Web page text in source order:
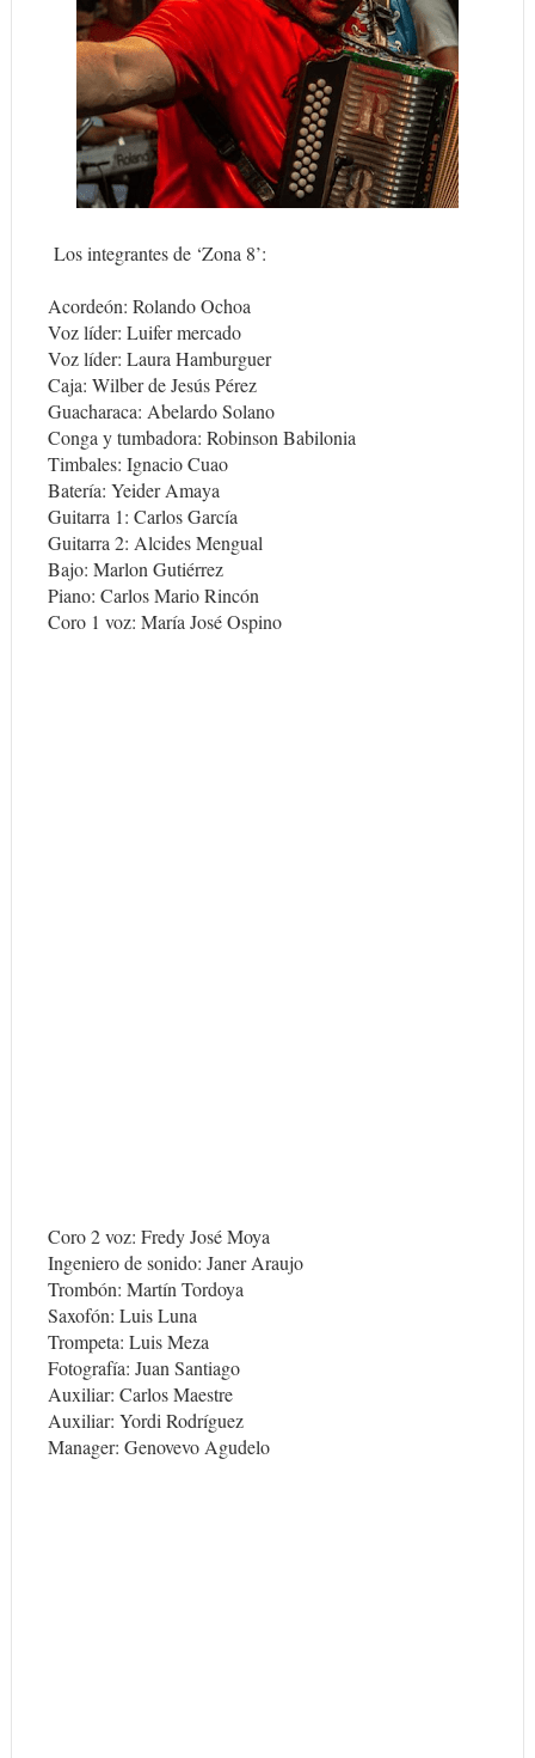
Los integrantes de ‘Zona 8’:
Acordeón: Rolando Ochoa
Voz líder: Luifer mercado
Voz líder: Laura Hamburguer
Caja: Wilber de Jesús Pérez
Guacharaca: Abelardo Solano
Conga y tumbadora: Robinson Babilonia
Timbales: Ignacio Cuao
Batería: Yeider Amaya
Guitarra 1: Carlos García
Guitarra 2: Alcides Mengual
Bajo: Marlon Gutiérrez
Piano: Carlos Mario Rincón
Coro 1 voz: María José Ospino
Coro 2 voz: Fredy José Moya
Ingeniero de sonido: Janer Araujo
Trombón: Martín Tordoya
Saxofón: Luis Luna
Trompeta: Luis Meza
Fotografía: Juan Santiago
Auxiliar: Carlos Maestre
Auxiliar: Yordi Rodríguez
Manager: Genovevo Agudelo